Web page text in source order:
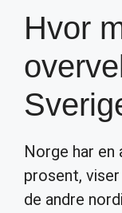
Hvor
Norge har en
prosent,
de andre